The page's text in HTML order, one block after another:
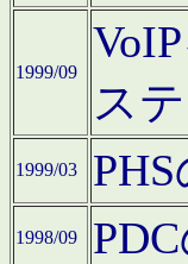
1999/09
ス
1999/03
1998/09